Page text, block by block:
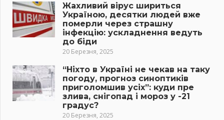
Жахливий вірус шириться
Україною, десятки людей вже
померли через страшну
інфекцію: ускладнення ведуть
до біди
20 Березня, 2025
“Ніхто в Україні не чекав на таку
погоду, прогноз синоптиків
приголомшив усіх”: куди пре
злива, снігопад і мороз у -21
градус?
20 Березня, 2025